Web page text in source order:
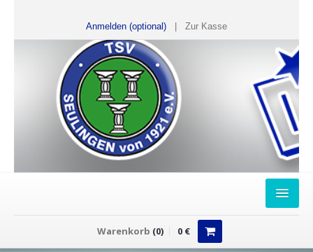
Anmelden (optional) Zur Kasse
FANSHOP
Warenkorb (0) 0€